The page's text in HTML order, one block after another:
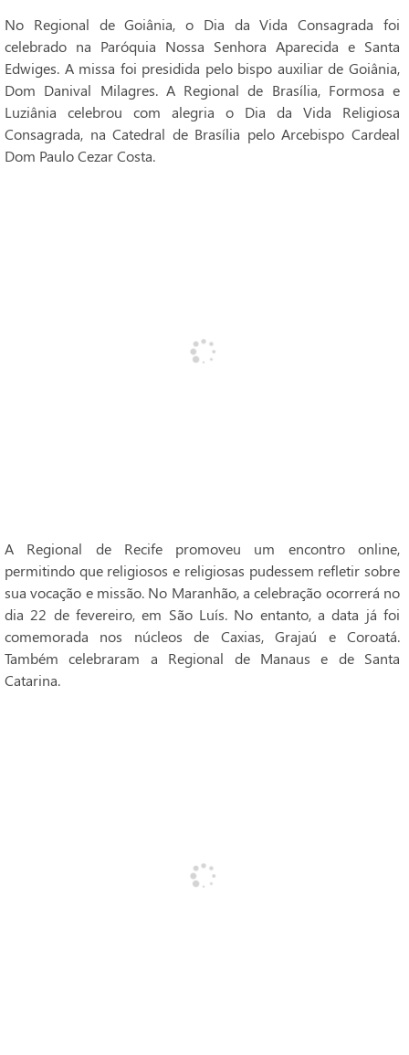
No Regional de Goiânia, o Dia da Vida Consagrada foi
celebrado na Paróquia Nossa Senhora Aparecida e Santa
Edwiges. A missa foi presidida pelo bispo auxiliar de Goiânia,
Dom Danival Milagres. A Regional de Brasília, Formosa e
Luziânia celebrou com alegria o Dia da Vida Religiosa
Consagrada, na Catedral de Brasília pelo Arcebispo Cardeal
Dom Paulo Cezar Costa.
A Regional de Recife promoveu um encontro online,
permitindo que religiosos e religiosas pudessem refletir sobre
sua vocação e missão. No Maranhão, a celebração ocorrerá no
dia 22 de fevereiro, em São Luís. No entanto, a data já foi
comemorada nos núcleos de Caxias, Grajaú e Coroatá.
Também celebraram a Regional de Manaus e de Santa
Catarina.